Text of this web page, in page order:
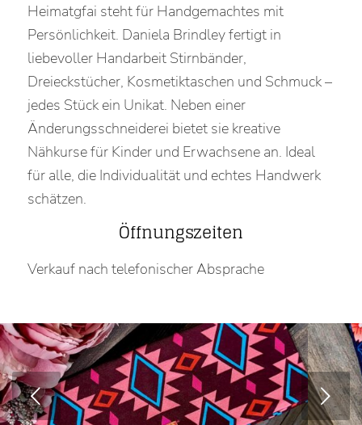
Heimatgfai steht für Handgemachtes mit
Persönlichkeit. Daniela Brindley fertigt in
liebevoller Handarbeit Stirnbänder,
Dreieckstücher, Kosmetiktaschen und Schmuck –
jedes Stück ein Unikat. Neben einer
Änderungsschneiderei bietet sie kreative
Nähkurse für Kinder und Erwachsene an. Ideal
für alle, die Individualität und echtes Handwerk
schätzen.
Öffnungszeiten
Verkauf nach telefonischer Absprache
Weiter